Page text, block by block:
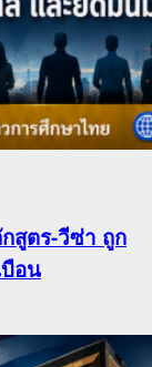
สูตร-วีซ่า ถูก
อน